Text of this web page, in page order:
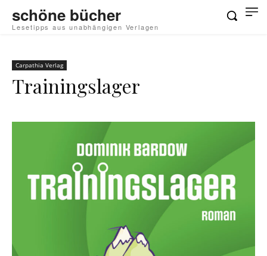
schöne bücher
Lesetipps aus unabhängigen Verlagen
Carpathia Verlag
Trainingslager